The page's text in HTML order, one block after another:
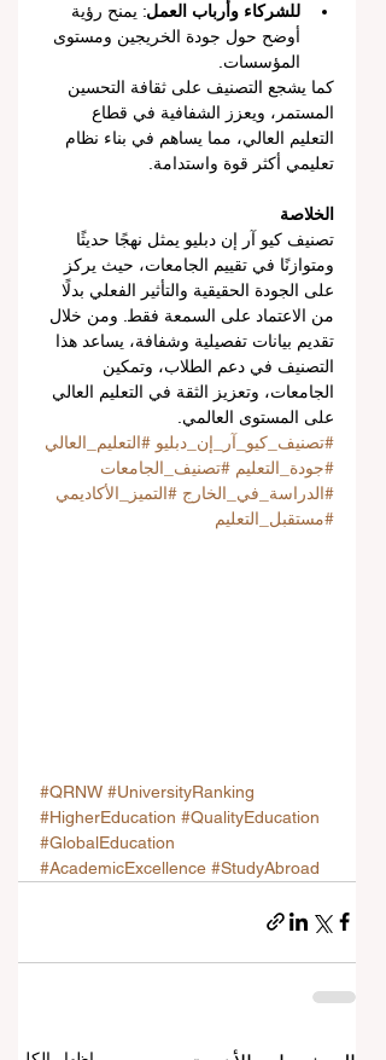
للشركاء وأرباب العمل: يمنح رؤية
أوضح حول جودة الخريجين ومستوى
المؤسسات.
كما يشجع التصنيف على ثقافة التحسين
المستمر، ويعزز الشفافية في قطاع
التعليم العالي، مما يساهم في بناء نظام
تعليمي أكثر قوة واستدامة.
الخلاصة
تصنيف كيو آر إن دبليو يمثل نهجًا حديثًا
ومتوازنًا في تقييم الجامعات، حيث يركز
على الجودة الحقيقية والتأثير الفعلي بدلًا
من الاعتماد على السمعة فقط. ومن خلال
تقديم بيانات تفصيلية وشفافة، يساعد هذا
التصنيف في دعم الطلاب، وتمكين
الجامعات، وتعزيز الثقة في التعليم العالي
على المستوى العالمي.
#تصنيف_كيو_آر_إن_دبليو #التعليم_العالي
#جودة_التعليم #تصنيف_الجامعات
#الدراسة_في_الخارج #التميز_الأكاديمي
#مستقبل_التعليم
#QRNW #UniversityRanking
#HigherEducation #QualityEducation
#GlobalEducation
#AcademicExcellence #StudyAbroad